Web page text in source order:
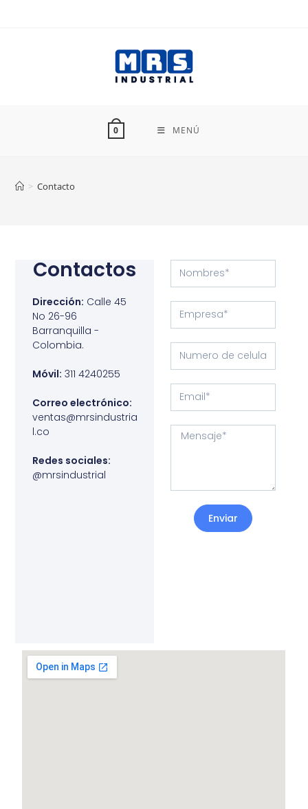
0 MENÚ
> Contacto
Contactos
Dirección: Calle 45
No 26-96
Barranquilla -
Colombia.
Móvil: 311 4240255
Correo electrónico:
ventas@mrsindustria
l.co
Redes sociales:
@mrsindustrial
Enviar